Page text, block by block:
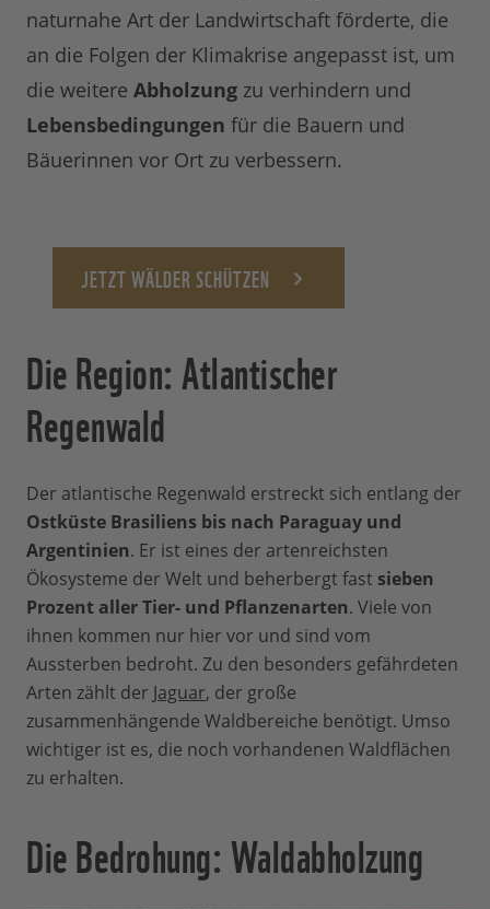
naturnahe Art der Landwirtschaft förderte, die
an die Folgen der Klimakrise angepasst ist, um
die weitere Abholzung zu verhindern und
Lebensbedingungen für die Bauern und
Bäuerinnen vor Ort zu verbessern.
JETZT WÄLDER SCHÜTZEN
Die Region: Atlantischer
Regenwald
Der atlantische Regenwald erstreckt sich entlang der
Ostküste Brasiliens bis nach Paraguay und
Argentinien. Er ist eines der artenreichsten
Ökosysteme der Welt und beherbergt fast sieben
Prozent aller Tier- und Pflanzenarten. Viele von
ihnen kommen nur hier vor und sind vom
Aussterben bedroht. Zu den besonders gefährdeten
Arten zählt der Jaguar, der große
zusammenhängende Waldbereiche benötigt. Umso
wichtiger ist es, die noch vorhandenen Waldflächen
zu erhalten.
Die Bedrohung: Waldabholzung